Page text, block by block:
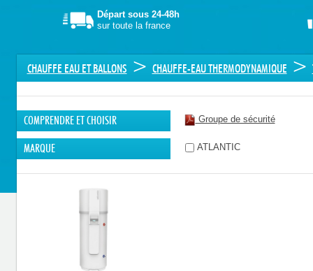
Départ sous 24-48h
sur toute la france
CHAUFFE EAU ET BALLONS > CHAUFFE-EAU THERMODYNAMIQUE >
COMPRENDRE ET CHOISIR Groupe de sécurité
MARQUE ATLANTIC